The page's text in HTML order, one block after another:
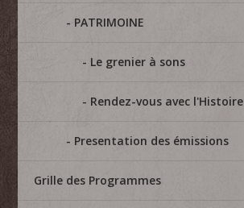
PATRIMOINE
Le grenier à sons
Rendez-vous avec l'Histoire
Presentation des émissions
Grille des Programmes